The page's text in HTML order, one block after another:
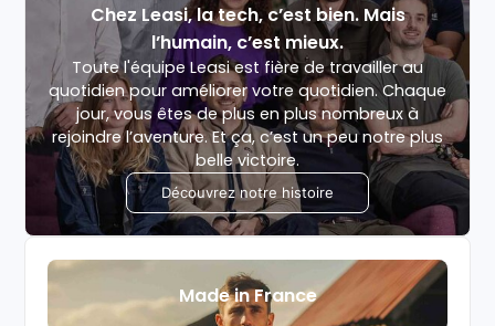
Chez Leasi, la tech, c’est bien. Mais
l’humain, c’est mieux.
Toute l'équipe Leasi est fière de travailler au
quotidien pour améliorer votre quotidien. Chaque
jour, vous êtes de plus en plus nombreux à
rejoindre l’aventure. Et ça, c’est un peu notre plus
belle victoire.
Découvrez notre histoire
Made in France